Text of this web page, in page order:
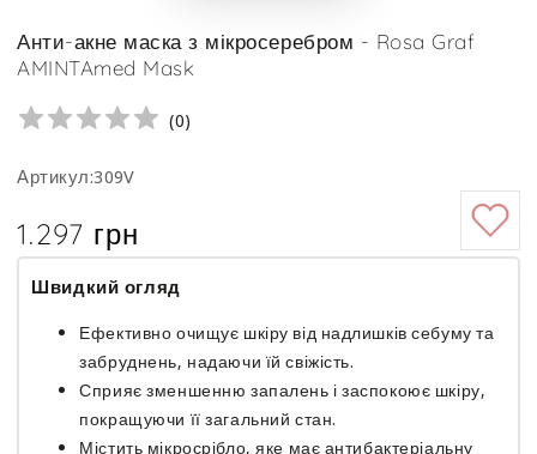
Анти-акне маска з мікросеребром - Rosa Graf
AMINTAmed Mask
(0)
Артикул:309V
Ціна
1.297 грн
Швидкий огляд
Ефективно очищує шкіру від надлишків себуму та
забруднень, надаючи їй свіжість.
Сприяє зменшенню запалень і заспокоює шкіру,
покращуючи її загальний стан.
Містить мікросрібло, яке має антибактеріальну